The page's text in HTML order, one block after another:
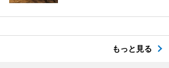
もっと見る